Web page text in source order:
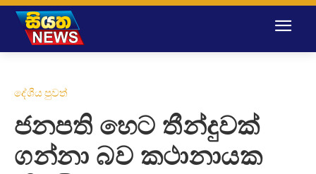
දේශීය පුවත්
ජනපති හෙට තීන්දුවක්
ගන්නා බව කථානායක